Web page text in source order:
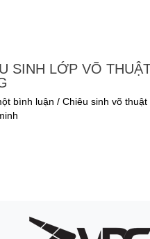
SINH LỚP VÕ
bình luận / Chiêu sinh võ thuật